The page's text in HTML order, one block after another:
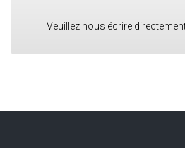
Veuillez nous écrire